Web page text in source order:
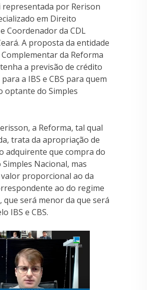
por Rerison
em Direito
Coordenador da CDL
A proposta da entidade
da Reforma
a previsão de crédito
a IBS e CBS para quem
optante do Simples
a Reforma, tal qual
trata da apropriação de
adquirente que compra do
Nacional, mas
proporcional ao da
ao do regime
que será menor da que será
IBS e CBS.